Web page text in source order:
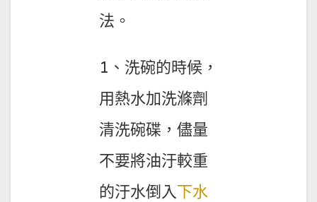
法。
1、洗碗的時候，
用熱水加洗滌劑
清洗碗碟，儘量
不要將油汙較重
的汙水倒入下水